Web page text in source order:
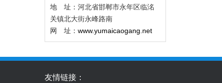
地 址：河北省邯郸市永年区临洺
关镇北大街永峰路南
网 址： www.yumaicaogang.net
友情链接：